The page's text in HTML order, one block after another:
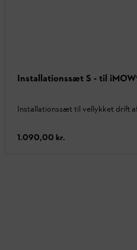
Installationssæt S - til
Installationssæt til vellykket drift
1.090,00 kr.